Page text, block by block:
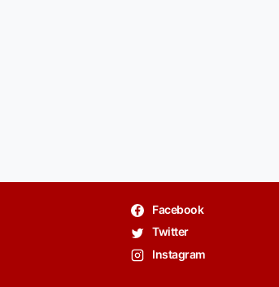
Facebook
Twitter
Instagram